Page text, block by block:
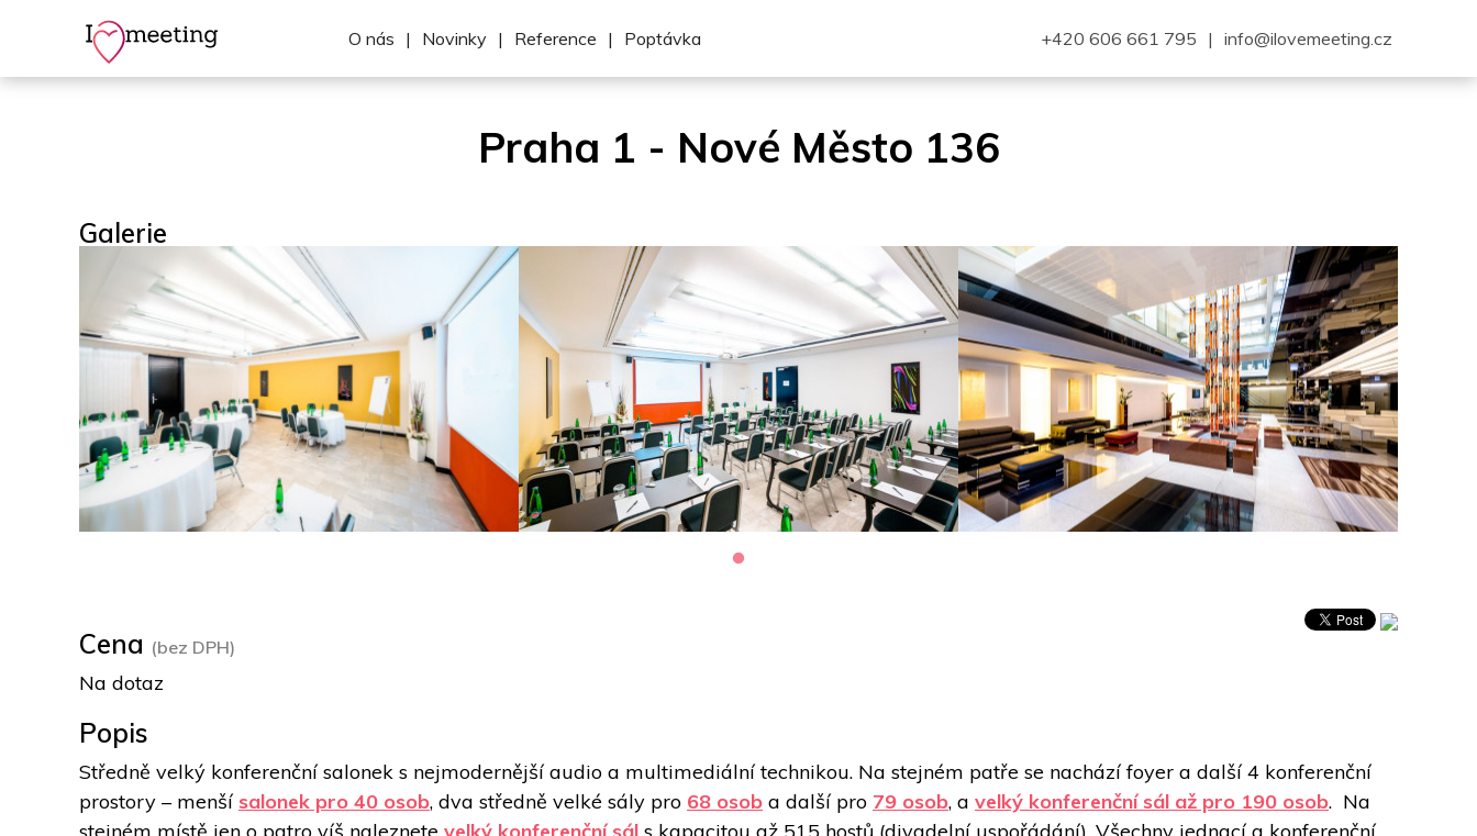
O nás | Novinky | Reference | Poptávka +420 606 661 795 | info@ilovemeeting.cz
Praha 1 - Nové Město 136
Galerie
Cena (bez DPH)
Na dotaz
Popis
Středně velký konferenční salonek s nejmodernější audio a multimediální technikou. Na stejném patře se nachází foyer a další 4 konferenční
prostory – menší salonek pro 40 osob, dva středně velké sály pro 68 osob a další pro 79 osob, a velký konferenční sál až pro 190 osob.  Na